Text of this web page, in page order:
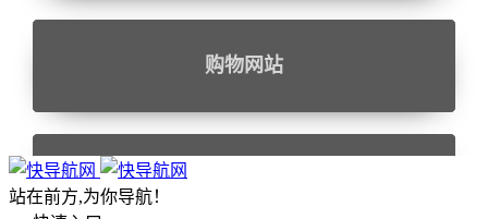
购物网站
站在前方,为你导航！